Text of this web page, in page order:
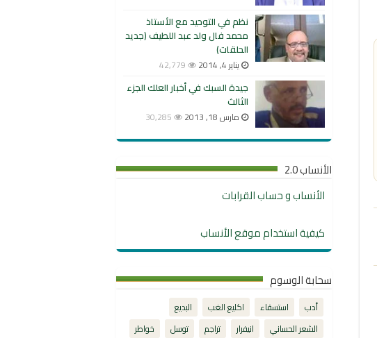
نظم في التوحيد مع الأستاذ
محمد فال ولد عبد اللطيف (جديد
الحلقات)
يناير 4, 2014 42,779
جيدة السبك في أخبار العلك الجزء
الثالث
مارس 18, 2013 30,285
الأنساب 2.0
الأنساب و حساب القرابات
كيفية استخدام موقع الأنساب
سحابة الوسوم
أدب استسقاء اكليع الغب
البديع
الشعر الحساني
انيفرار تراجم توسل
خواطر